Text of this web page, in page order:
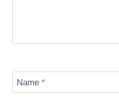
Name *